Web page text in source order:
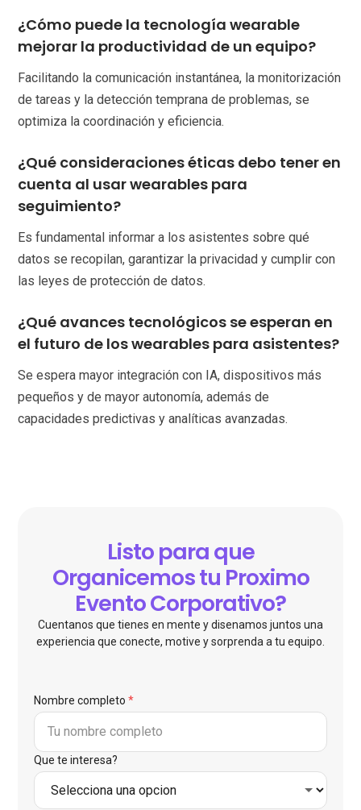
¿Cómo puede la tecnología wearable
mejorar la productividad de un equipo?
Facilitando la comunicación instantánea, la monitorización
de tareas y la detección temprana de problemas, se
optimiza la coordinación y eficiencia.
¿Qué consideraciones éticas debo tener en
cuenta al usar wearables para
seguimiento?
Es fundamental informar a los asistentes sobre qué
datos se recopilan, garantizar la privacidad y cumplir con
las leyes de protección de datos.
¿Qué avances tecnológicos se esperan en
el futuro de los wearables para asistentes?
Se espera mayor integración con IA, dispositivos más
pequeños y de mayor autonomía, además de
capacidades predictivas y analíticas avanzadas.
Listo para que
Organicemos tu Proximo
Evento Corporativo?
Cuentanos que tienes en mente y disenamos juntos una
experiencia que conecte, motive y sorprenda a tu equipo.
Nombre completo *
Que te interesa?